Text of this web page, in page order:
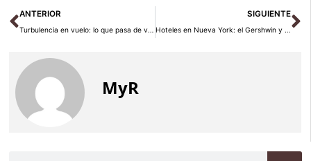
Ant
ANTERIOR
Turbulencia en vuelo: lo que pasa de verdad y cómo actuar
SIGUIENTE
Hoteles en Nueva York: el Gershwin y el Gramercy Park
MyR